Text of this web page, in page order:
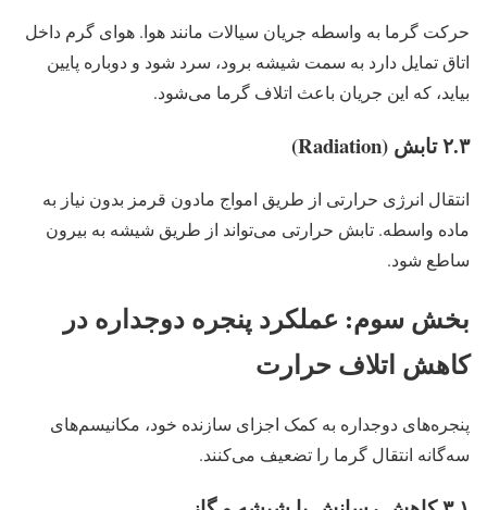
حرکت گرما به واسطه جریان سیالات مانند هوا. هوای گرم داخل
اتاق تمایل دارد به سمت شیشه برود، سرد شود و دوباره پایین
بیاید، که این جریان باعث اتلاف گرما می‌شود.
۲.۳ تابش (Radiation)
انتقال انرژی حرارتی از طریق امواج مادون قرمز بدون نیاز به
ماده واسطه. تابش حرارتی می‌تواند از طریق شیشه به بیرون
ساطع شود.
بخش سوم: عملکرد پنجره دوجداره در
کاهش اتلاف حرارت
پنجره‌های دوجداره به کمک اجزای سازنده خود، مکانیسم‌های
سه‌گانه انتقال گرما را تضعیف می‌کنند.